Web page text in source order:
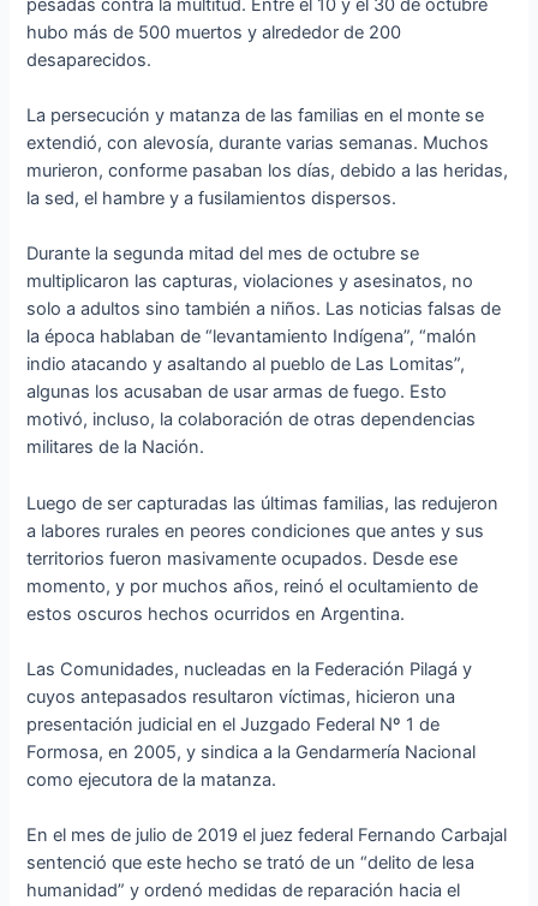
hubo más de 500 muertos y alrededor de 200
desaparecidos.
La persecución y matanza de las familias en el monte se
extendió, con alevosía, durante varias semanas. Muchos
murieron, conforme pasaban los días, debido a las heridas,
la sed, el hambre y a fusilamientos dispersos.
Durante la segunda mitad del mes de octubre se
multiplicaron las capturas, violaciones y asesinatos, no
solo a adultos sino también a niños. Las noticias falsas de
la época hablaban de “levantamiento Indígena”, “malón
indio atacando y asaltando al pueblo de Las Lomitas”,
algunas los acusaban de usar armas de fuego. Esto
motivó, incluso, la colaboración de otras dependencias
militares de la Nación.
Luego de ser capturadas las últimas familias, las redujeron
a labores rurales en peores condiciones que antes y sus
territorios fueron masivamente ocupados. Desde ese
momento, y por muchos años, reinó el ocultamiento de
estos oscuros hechos ocurridos en Argentina.
Las Comunidades, nucleadas en la Federación Pilagá y
cuyos antepasados resultaron víctimas, hicieron una
presentación judicial en el Juzgado Federal Nº 1 de
Formosa, en 2005, y sindica a la Gendarmería Nacional
como ejecutora de la matanza.
En el mes de julio de 2019 el juez federal Fernando Carbajal
sentenció que este hecho se trató de un “delito de lesa
humanidad” y ordenó medidas de reparación hacia el